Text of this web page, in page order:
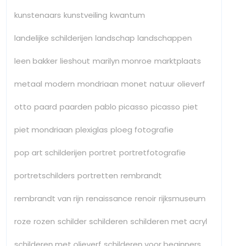
kunstenaars kunstveiling kwantum
landelijke schilderijen landschap landschappen
leen bakker lieshout marilyn monroe marktplaats
metaal modern mondriaan monet natuur olieverf
otto paard paarden pablo picasso picasso piet
piet mondriaan plexiglas ploeg fotografie
pop art schilderijen portret portretfotografie
portretschilders portretten rembrandt
rembrandt van rijn renaissance renoir rijksmuseum
roze rozen schilder schilderen schilderen met acryl